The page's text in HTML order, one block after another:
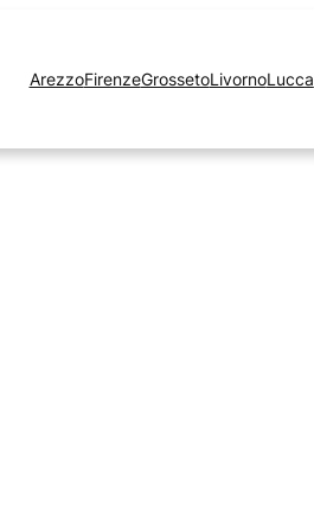
ArezzoFirenzeGrossetoLivornoLucca